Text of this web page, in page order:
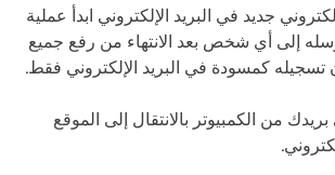
جديد في البريد الإلكتروني ابدأ عملية
إلى أي شخص بعد الانتهاء من رفع جميع
تسجيله كمسودة في البريد الإلكتروني فقط.
من الكمبيوتر بالانتقال إلى الموقع